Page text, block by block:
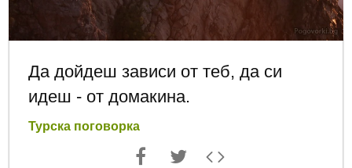
Да дойдеш зависи от теб, да си
идеш - от домакина.
Турска поговорка